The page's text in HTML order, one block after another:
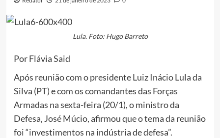
Lula. Foto: Hugo Barreto
Por Flávia Said
Após reunião com o presidente Luiz Inácio Lula da
Silva (PT) e com os comandantes das Forças
Armadas na sexta-feira (20/1), o ministro da
Defesa, José Múcio, afirmou que o tema da reunião
foi “investimentos na indústria de defesa”.